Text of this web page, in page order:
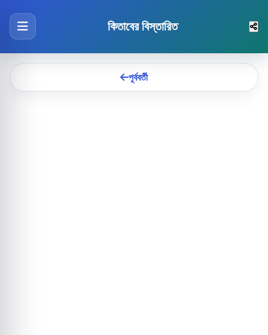
কিতাবের বিস্তারিত
পূর্ববর্তী